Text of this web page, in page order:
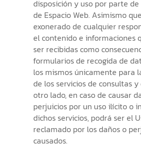
disposición y uso por parte
de Espacio Web. Asimismo
exonerado de cualquier
el contenido e informaciones
ser recibidas como
formularios de recogida de
los mismos únicamente para
de los servicios de consultas y
otro lado, en caso de causar
perjuicios por un uso ilícito o
dichos servicios, podrá ser el
reclamado por los daños o
causados.